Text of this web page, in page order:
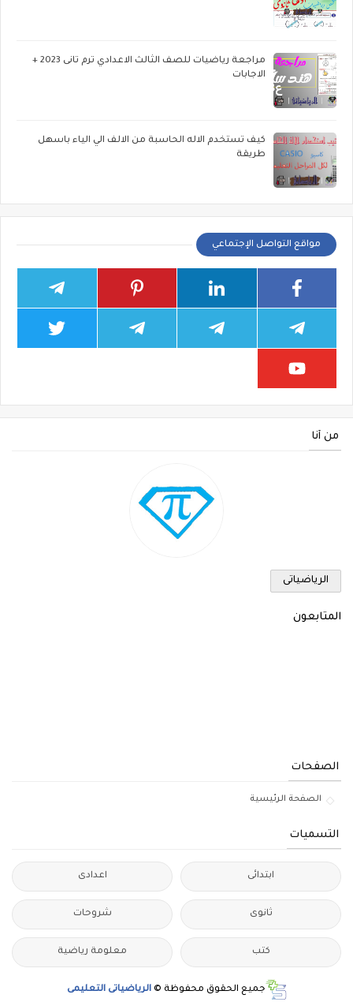
مراجعة رياضيات للصف الثالث الاعدادي ترم تانى 2023 +
الاجابات
كيف تستخدم الاله الحاسبة من الالف الي الياء باسهل
طريقة
مواقع التواصل الإجتماعي
من أنا
الرياضياتى
المتابعون
الصفحات
الصفحة الرئيسية
التسميات
ابتدائى اعدادى
ثانوى شروحات
كتب معلومة رياضية
جميع الحقوق محفوظة © الرياضياتى التعليمى